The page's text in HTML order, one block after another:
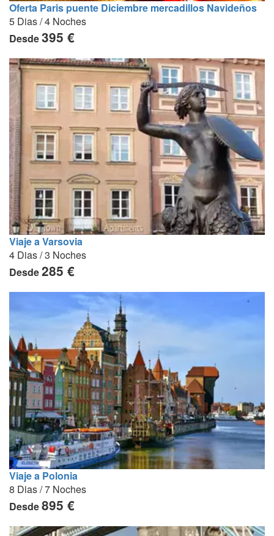
Oferta Paris puente Diciembre mercadillos Navideños
5 Dias / 4 Noches
Desde395 €
Viaje a Varsovia
4 Dias / 3 Noches
Desde285 €
Viaje a Polonia
8 Dias / 7 Noches
Desde895 €